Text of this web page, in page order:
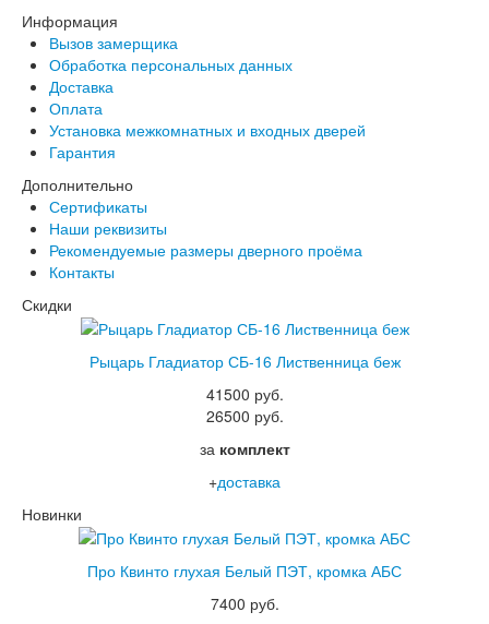
Информация
Вызов замерщика
Обработка персональных данных
Доставка
Оплата
Установка межкомнатных и входных дверей
Гарантия
Дополнительно
Сертификаты
Наши реквизиты
Рекомендуемые размеры дверного проёма
Контакты
Скидки
Рыцарь Гладиатор СБ-16 Лиственница беж
41500 руб.
26500 руб.
за комплект
+доставка
Новинки
Про Квинто глухая Белый ПЭТ, кромка АБС
7400 руб.